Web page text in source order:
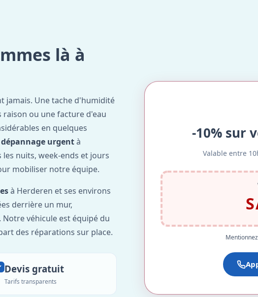
là à
jamais. Une tache d'humidité
ou une facture d'eau
en quelques
dépannage urgentà
les nuits, week-ends et jours
mobiliser notre équipe.
à Herderen et ses environs
derrière un mur,
véhicule est équipé du
des réparations sur place.
Devis gratuit
Tarifs transparents
-10% sur
Valable entre